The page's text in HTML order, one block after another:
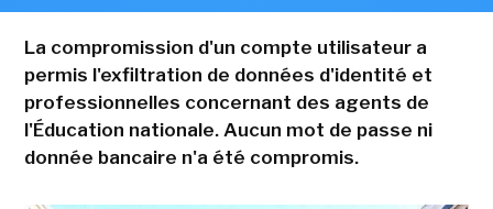
La compromission d'un compte utilisateur a
permis l'exfiltration de données d'identité et
professionnelles concernant des agents de
l'Éducation nationale. Aucun mot de passe ni
donnée bancaire n'a été compromis.